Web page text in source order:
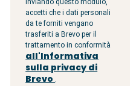
Inviando questo modulo,
accetti che i dati personali
da te forniti vengano
trasferiti a Brevo per il
trattamento in conformità
all'Informativa
sulla privacy di
Brevo .